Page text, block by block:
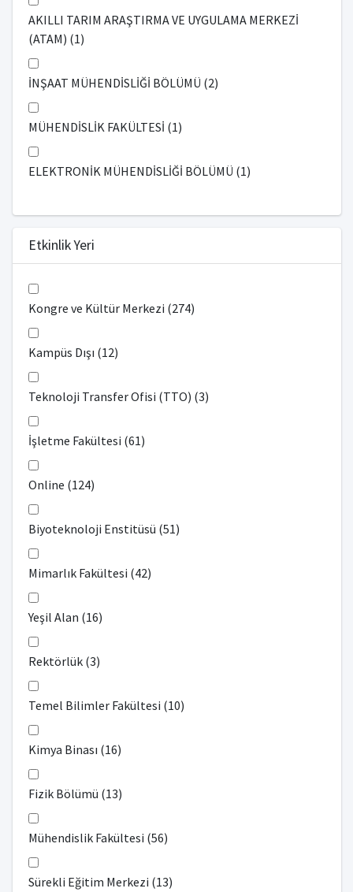
AKILLI TARIM ARAŞTIRMA VE UYGULAMA MERKEZİ
(ATAM) (1)
İNŞAAT MÜHENDİSLİĞİ BÖLÜMÜ (2)
MÜHENDİSLİK FAKÜLTESİ (1)
ELEKTRONİK MÜHENDİSLİĞİ BÖLÜMÜ (1)
Etkinlik Yeri
Kongre ve Kültür Merkezi (274)
Kampüs Dışı (12)
Teknoloji Transfer Ofisi (TTO) (3)
İşletme Fakültesi (61)
Online (124)
Biyoteknoloji Enstitüsü (51)
Mimarlık Fakültesi (42)
Yeşil Alan (16)
Rektörlük (3)
Temel Bilimler Fakültesi (10)
Kimya Binası (16)
Fizik Bölümü (13)
Mühendislik Fakültesi (56)
Sürekli Eğitim Merkezi (13)